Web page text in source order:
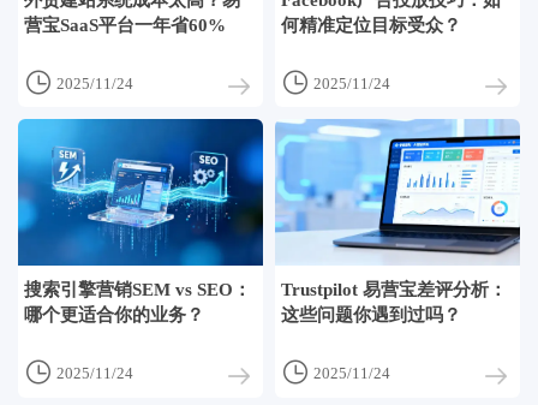
营宝SaaS平台一年省60%
 2025/11/24
何精准定位目标受众？
 2025/11/24
搜索引擎营销SEM vs SEO：
哪个更适合你的业务？
 2025/11/24
Trustpilot 易营宝差评分析：
这些问题你遇到过吗？
 2025/11/24